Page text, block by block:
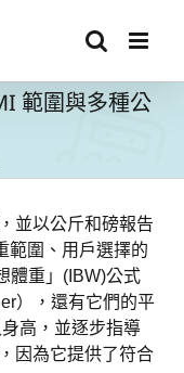
範圍與多種公
並以公斤和磅報告
範圍、用戶選擇的
體重」(IBW)公式
），還有它們的平
高，並逐步指導
因為它提供了符合